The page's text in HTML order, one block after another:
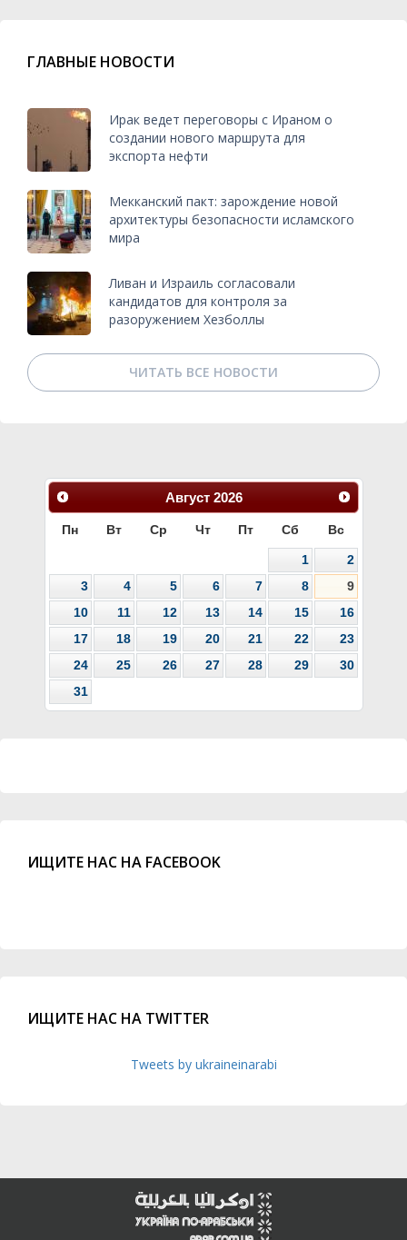
ГЛАВНЫЕ НОВОСТИ
Ирак ведет переговоры с Ираном о
создании нового маршрута для
экспорта нефти
Мекканский пакт: зарождение новой
архитектуры безопасности исламского
мира
Ливан и Израиль согласовали
кандидатов для контроля за
разоружением Хезболлы
ЧИТАТЬ ВСЕ НОВОСТИ
Август 2026
Пн Вт Ср Чт Пт Сб Вс
1
2
3
4 5 6 7 8
9
10
11 12 13 14 15
16
17
18 19 20 21 22
23
24
25 26 27 28 29
30
31
ИЩИТЕ НАС НА FACEBOOK
ИЩИТЕ НАС НА TWITTER
Tweets by ukraineinarabi